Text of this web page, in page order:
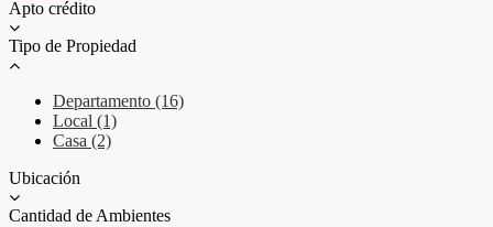
Apto crédito
Tipo de Propiedad
Departamento (16)
Local (1)
Casa (2)
Ubicación
Cantidad de Ambientes